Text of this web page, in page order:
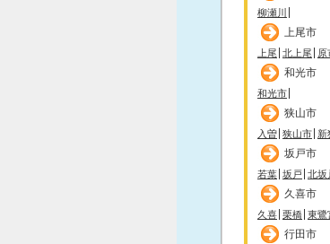
柳瀬川
上尾市
上尾 北上尾 原
和光市
和光市
狭山市
入曽 狭山市 新
坂戸市
若葉 坂戸 北坂
久喜市
久喜 栗橋 東鷺
行田市